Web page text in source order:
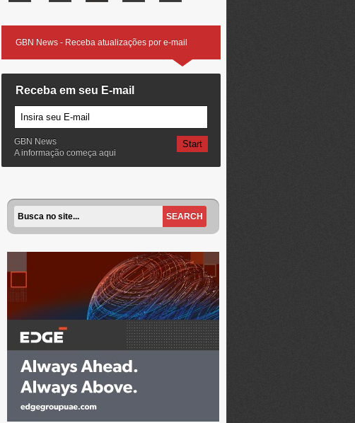
GBN News - Receba atualizações por e-mail
Receba em seu E-mail
GBN News
A informação começa aqui